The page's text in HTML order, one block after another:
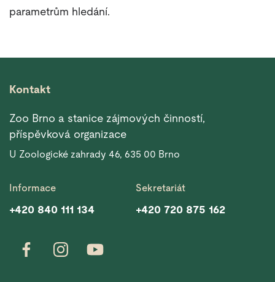
parametrům hledání.
Kontakt
Zoo Brno a stanice zájmových činností,
příspěvková organizace
U Zoologické zahrady 46, 635 00 Brno
Informace
+420 840 111 134
Sekretariát
+420 720 875 162